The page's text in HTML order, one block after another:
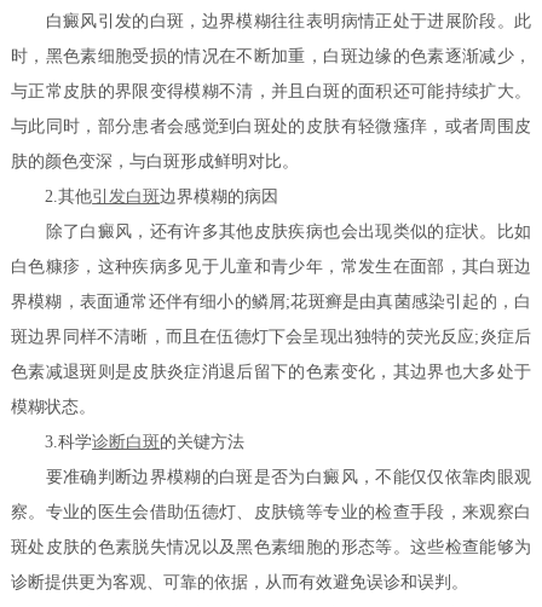
白癜风引发的白斑，边界模糊往往表明病情正处于进展阶段。此
时，黑色素细胞受损的情况在不断加重，白斑边缘的色素逐渐减少，
与正常皮肤的界限变得模糊不清，并且白斑的面积还可能持续扩大。
与此同时，部分患者会感觉到白斑处的皮肤有轻微瘙痒，或者周围皮
肤的颜色变深，与白斑形成鲜明对比。
2.其他引发白斑边界模糊的病因
除了白癜风，还有许多其他皮肤疾病也会出现类似的症状。比如
白色糠疹，这种疾病多见于儿童和青少年，常发生在面部，其白斑边
界模糊，表面通常还伴有细小的鳞屑;花斑癣是由真菌感染引起的，白
斑边界同样不清晰，而且在伍德灯下会呈现出独特的荧光反应;炎症后
色素减退斑则是皮肤炎症消退后留下的色素变化，其边界也大多处于
模糊状态。
3.科学诊断白斑的关键方法
要准确判断边界模糊的白斑是否为白癜风，不能仅仅依靠肉眼观
察。专业的医生会借助伍德灯、皮肤镜等专业的检查手段，来观察白
斑处皮肤的色素脱失情况以及黑色素细胞的形态等。这些检查能够为
诊断提供更为客观、可靠的依据，从而有效避免误诊和误判。